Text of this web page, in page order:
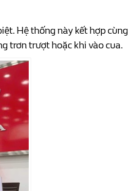
Hệ thống này kết hợp cùng
trơn trượt hoặc khi vào cua.